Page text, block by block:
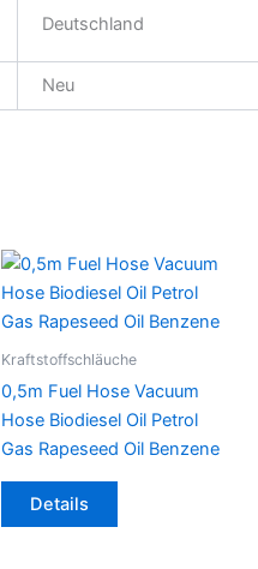
Deutschland
Neu
Kraftstoffschläuche
0,5m Fuel Hose Vacuum
Hose Biodiesel Oil Petrol
Gas Rapeseed Oil Benzene
Details
Dieses